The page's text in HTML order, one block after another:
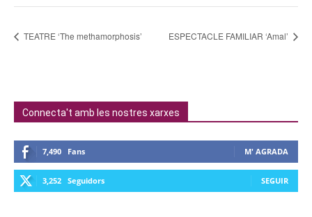
TEATRE ‘The methamorphosis’ ESPECTACLE FAMILIAR ‘Amal’
Connecta't amb les nostres xarxes
7,490 Fans M' AGRADA
3,252 Seguidors SEGUIR